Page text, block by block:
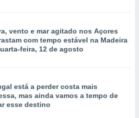
vento e mar agitado nos Açores
com tempo estável na Madeira
feira, 12 de agosto
está a perder costa mais
mas ainda vamos a tempo de
esse destino